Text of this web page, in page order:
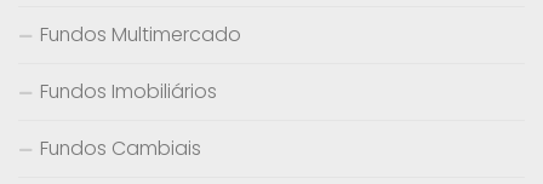
Fundos Multimercado
Fundos Imobiliários
Fundos Cambiais